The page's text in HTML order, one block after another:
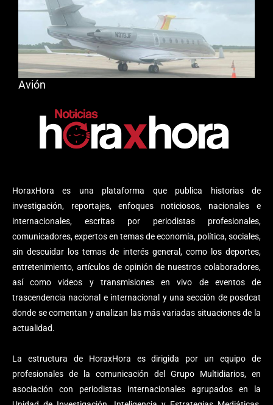
HoraxHora es una plataforma que publica historias de
investigación, reportajes, enfoques noticiosos, nacionales e
internacionales, escritas por periodistas profesionales,
comunicadores, expertos en temas de economía, política, sociales,
sin descuidar los temas de interés general, como los deportes,
entretenimiento, artículos de opinión de nuestros colaboradores,
así como videos y transmisiones en vivo de eventos de
trascendencia nacional e internacional y una sección de posdcat
donde se comentan y analizan las más variadas situaciones de la
actualidad.
La estructura de HoraxHora es dirigida por un equipo de
profesionales de la comunicación del Grupo Multidiarios, en
asociación con periodistas internacionales agrupados en la
Avión